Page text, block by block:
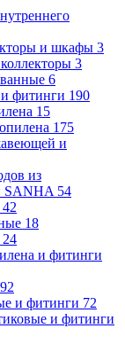
и шкафы 3
3
6
фитинги 190
15
175
и
из
SANHA 54
42
18
24
и фитинги
92
и фитинги 72
и фитинги